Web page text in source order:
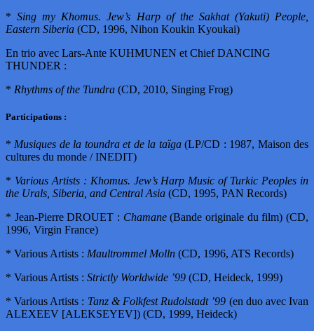
*Sing my Khomus. Jew’s Harp of the Sakhat (Yakuti) People,
Eastern Siberia (CD, 1996, Nihon Koukin Kyoukai)
En trio avec Lars-Ante KUHMUNEN et Chief DANCING
THUNDER :
* Rhythms of the Tundra (CD, 2010, Singing Frog)
Participations :
* Musiques de la toundra et de la taïga(LP/CD : 1987, Maison des
cultures du monde / INEDIT)
* Various Artists : Khomus. Jew’s Harp Music of Turkic Peoples in
the Urals, Siberia, and Central Asia (CD, 1995, PAN Records)
* Jean-Pierre DROUET : Chamane(Bande originale du film) (CD,
1996, Virgin France)
* Various Artists : Maultrommel Molln (CD, 1996, ATS Records)
* Various Artists : Strictly Worldwide ’99 (CD, Heideck, 1999)
* Various Artists : Tanz & Folkfest Rudolstadt ’99 (en duo avec Ivan
ALEXEEV [ALEKSEYEV]) (CD, 1999, Heideck)